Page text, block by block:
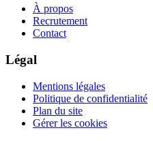
À propos
Recrutement
Contact
Légal
Mentions légales
Politique de confidentialité
Plan du site
Gérer les cookies